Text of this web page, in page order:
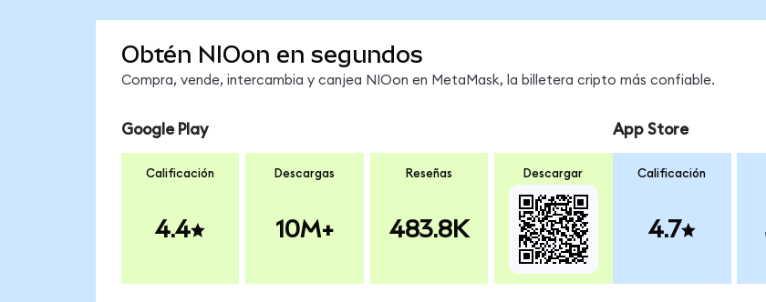
Obtén NIOon en segundos
Compra, vende, intercambia y canjea NIOon en MetaMask, la billetera cripto más confiable.
Google Play
Calificación
4.4
Descargas
10M+
Reseñas
483.8K
Descargar
App Store
Calificación
4.7